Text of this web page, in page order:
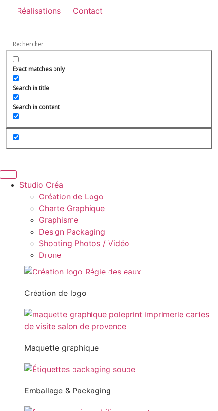
Réalisations Contact
Exact matches only
Search in title
Search in content
Studio Créa
Création de Logo
Charte Graphique
Graphisme
Design Packaging
Shooting Photos / Vidéo
Drone
Création de logo
Maquette graphique
Emballage & Packaging